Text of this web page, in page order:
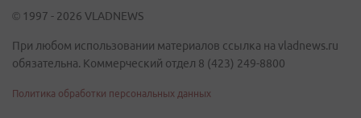
© 1997 - 2026 VLADNEWS
При любом использовании материалов ссылка на vladnews.ru
обязательна. Коммерческий отдел 8 (423) 249-8800
Политика обработки персональных данных